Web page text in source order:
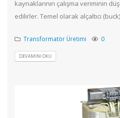
kaynaklarının çalışma veriminin
edilirler. Temel olarak alçaltıcı
Transformatör Üretimi 0
DEVAMINI OKU